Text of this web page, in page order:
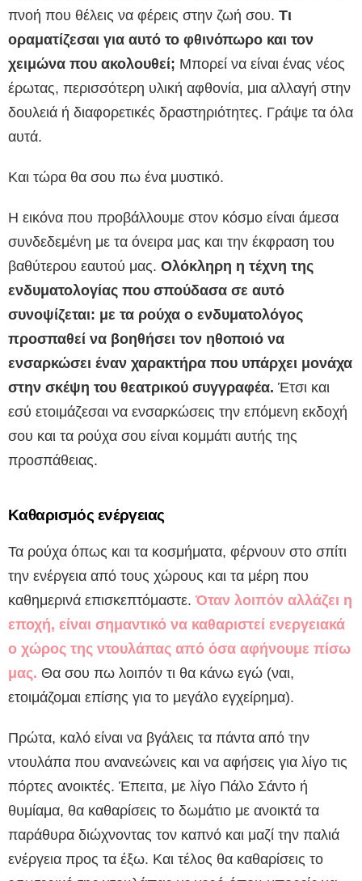
πνοή που θέλεις να φέρεις στην ζωή σου. Τι
οραματίζεσαι για αυτό το φθινόπωρο και τον
χειμώνα που ακολουθεί; Μπορεί να είναι ένας νέος
έρωτας, περισσότερη υλική αφθονία, μια αλλαγή στην
δουλειά ή διαφορετικές δραστηριότητες. Γράψε τα όλα
αυτά.
Και τώρα θα σου πω ένα μυστικό.
Η εικόνα που προβάλλουμε στον κόσμο είναι άμεσα
συνδεδεμένη με τα όνειρα μας και την έκφραση του
βαθύτερου εαυτού μας. Ολόκληρη η τέχνη της
ενδυματολογίας που σπούδασα σε αυτό
συνοψίζεται: με τα ρούχα ο ενδυματολόγος
προσπαθεί να βοηθήσει τον ηθοποιό να
ενσαρκώσει έναν χαρακτήρα που υπάρχει μονάχα
στην σκέψη του θεατρικού συγγραφέα. Έτσι και
εσύ ετοιμάζεσαι να ενσαρκώσεις την επόμενη εκδοχή
σου και τα ρούχα σου είναι κομμάτι αυτής της
προσπάθειας.
Καθαρισμός ενέργειας
Τα ρούχα όπως και τα κοσμήματα, φέρνουν στο σπίτι
την ενέργεια από τους χώρους και τα μέρη που
καθημερινά επισκεπτόμαστε. Όταν λοιπόν αλλάζει η
εποχή, είναι σημαντικό να καθαριστεί ενεργειακά
ο χώρος της ντουλάπας από όσα αφήνουμε πίσω
μας. Θα σου πω λοιπόν τι θα κάνω εγώ (ναι,
ετοιμάζομαι επίσης για το μεγάλο εγχείρημα).
Πρώτα, καλό είναι να βγάλεις τα πάντα από την
ντουλάπα που ανανεώνεις και να αφήσεις για λίγο τις
πόρτες ανοικτές. Έπειτα, με λίγο Πάλο Σάντο ή
θυμίαμα, θα καθαρίσεις το δωμάτιο με ανοικτά τα
παράθυρα διώχνοντας τον καπνό και μαζί την παλιά
ενέργεια προς τα έξω. Και τέλος θα καθαρίσεις το